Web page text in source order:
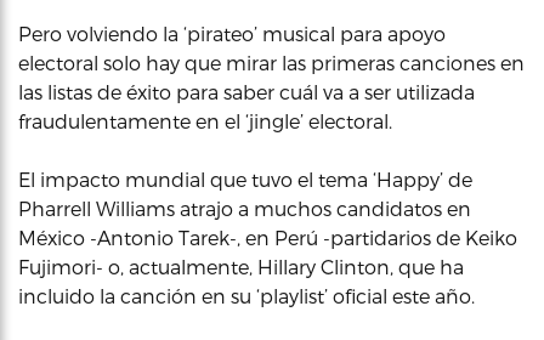
Pero volviendo la ‘pirateo’ musical para apoyo
electoral solo hay que mirar las primeras canciones en
las listas de éxito para saber cuál va a ser utilizada
fraudulentamente en el ‘jingle’ electoral.
El impacto mundial que tuvo el tema ‘Happy’ de
Pharrell Williams atrajo a muchos candidatos en
México -Antonio Tarek-, en Perú -partidarios de Keiko
Fujimori- o, actualmente, Hillary Clinton, que ha
incluido la canción en su ‘playlist’ oficial este año.